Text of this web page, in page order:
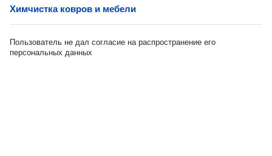
Химчистка ковров и мебели
Пользователь не дал согласие на распространение его
персональных данных